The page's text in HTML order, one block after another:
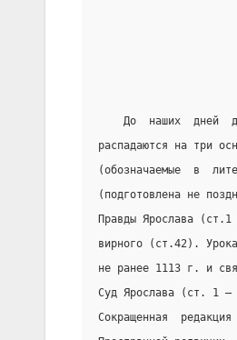
До  наших  дней
распадаются на три
(обозначаемые  в
(подготовлена не
Правды Ярослава
вирного (ст.42).
не ранее 1113 г. и
Суд Ярослава (ст. 1
Сокращенная